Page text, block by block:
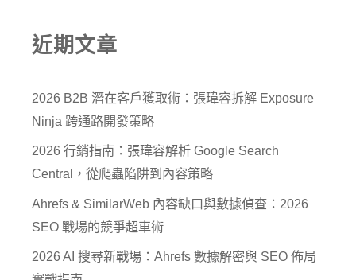
近期文章
2026 B2B 潛在客戶獲取術：張瑋容拆解 Exposure
Ninja 跨通路開發策略
2026 行銷指南：張瑋容解析 Google Search
Central，從爬蟲陷阱到內容策略
Ahrefs & SimilarWeb 內容缺口與數據偵查：2026
SEO 戰場的競爭超車術
2026 AI 搜尋新戰場：Ahrefs 數據解密與 SEO 佈局